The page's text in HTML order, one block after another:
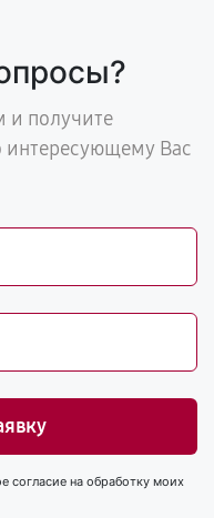
и получите
интересующему Вас
согласие на обработку моих